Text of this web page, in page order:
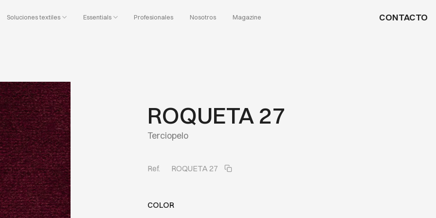
Soluciones textiles Essentials Profesionales Nosotros Magazine CONTACTO
ROQUETA 27
Terciopelo
Ref. ROQUETA 27
COLOR